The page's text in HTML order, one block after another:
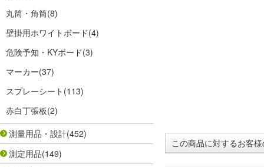
丸筒・角筒(8)
壁掛用ホワイトボード(4)
危険予知・KYボード(3)
マーカー(37)
スプレーシート (113)
赤白丁張板(2)
測量用品・設計(452)
測定用品(149)
この商品に対するお客